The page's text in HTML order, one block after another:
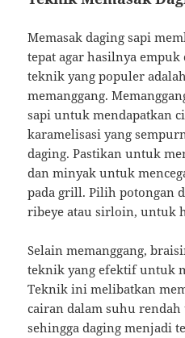
Memasak daging sapi
tepat agar hasilnya empuk
teknik yang populer
memanggang.
sapi untuk mendapatkan
karamelisasi yang
daging. Pastikan untuk
dan minyak untuk
pada grill. Pilih potongan
ribeye atau sirloin, untuk
Selain memanggang,
teknik yang efektif untuk
Teknik ini melibatkan
cairan dalam suhu
sehingga daging menjadi